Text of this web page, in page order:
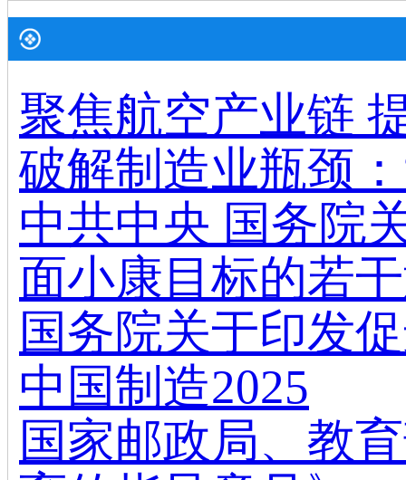
聚焦航空产业链
破解制造业瓶颈
中共中央 国务院
面小康目标的若
国务院关于印发
中国制造2025
国家邮政局、教